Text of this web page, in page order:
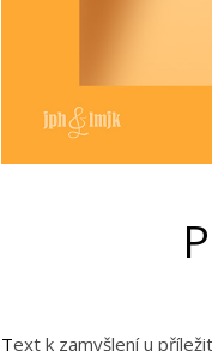
Text k zamyšlení u